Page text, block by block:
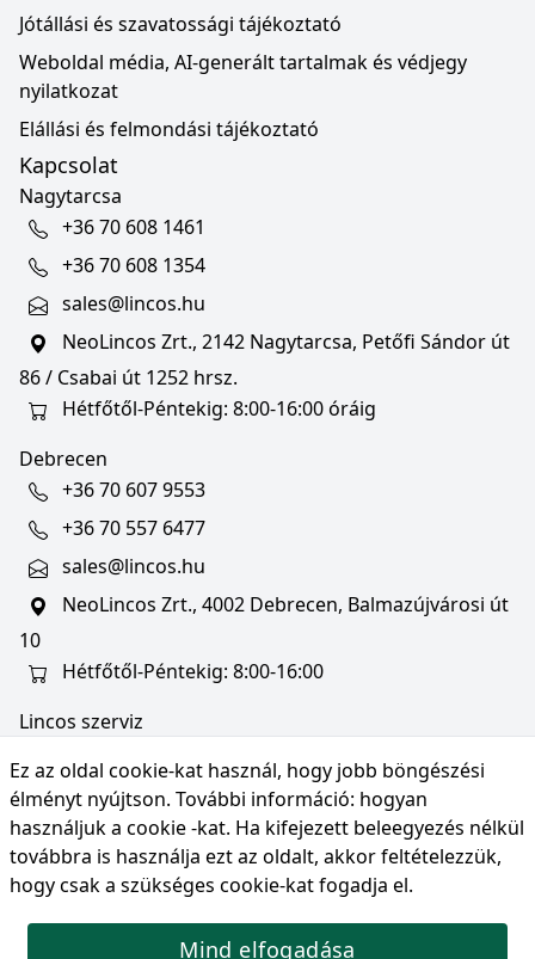
Ez az oldal cookie-kat használ, hogy jobb böngészési
élményt nyújtson. További információ: hogyan
használjuk a cookie -kat. Ha kifejezett beleegyezés nélkül
továbbra is használja ezt az oldalt, akkor feltételezzük,
hogy csak a szükséges cookie-kat fogadja el.
Mind elfogadása
Jótállási és szavatossági tájékoztató
Weboldal média, AI-generált tartalmak és védjegy
nyilatkozat
Elállási és felmondási tájékoztató
Kapcsolat
Nagytarcsa
+36 70 608 1461
+36 70 608 1354
sales@lincos.hu
NeoLincos Zrt., 2142 Nagytarcsa, Petőfi Sándor út
86 / Csabai út 1252 hrsz.
Hétfőtől-Péntekig: 8:00-16:00 óráig
Debrecen
+36 70 607 9553
+36 70 557 6477
sales@lincos.hu
NeoLincos Zrt., 4002 Debrecen, Balmazújvárosi út
10
Hétfőtől-Péntekig: 8:00-16:00
Lincos szerviz
NeoLincos Zrt., 4002 Debrecen, Balmazújvárosi út
10
Nyitvatartás: hétfő-péntek 8:00-16:00